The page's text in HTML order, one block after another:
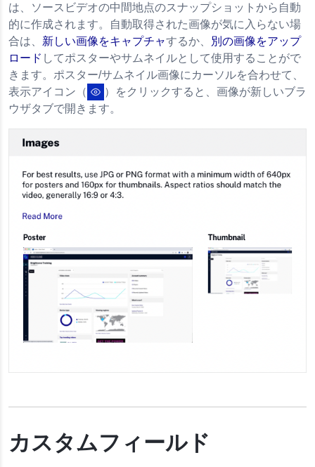
は、ソースビデオの中間地点のスナップショットから自動
的に作成されます。自動取得された画像が気に入らない場
合は、 新しい画像をキャプチャするか、
別の画像をアップ
ロード してポスターやサムネイルとして使用することがで
きます。ポスター/サムネイル画像にカーソルを合わせて、
表示アイコン（
）をクリックすると、画像が新しいブラ
ウザタブで開きます。
カスタムフィールド